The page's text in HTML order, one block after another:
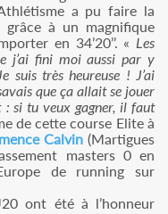
a pu faire la
à un magnifique
en 34’20’’. « Les
j’ai fini moi aussi par y
suis très heureuse ! J’ai
que ça allait se jouer
: si tu veux gagner, il faut
de cette course Elite à
Calvin (Martigues
masters 0 en
de running sur
ont été à l’honneur